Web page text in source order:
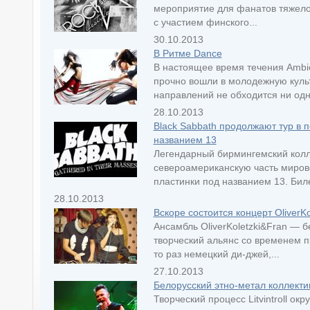
мероприятие для фанатов
с участием финского...
30.10.2013
В Ритме Dance
В настоящее время течения
прочно вошли в молодежную
направлений не обходится ни
28.10.2013
Black Sabbath продолжают тур в
названием 13
Легендарный бирмингемский
североамериканскую часть
пластинки под названием 13.
28.10.2013
Вскоре состоится концерт
Ансамбль OliverKoletzki&Fran —
творческий альянс со временем
то раз немецкий ди-джей,...
27.10.2013
Белорусский этно-метал
Творческий процесс Litvintroll